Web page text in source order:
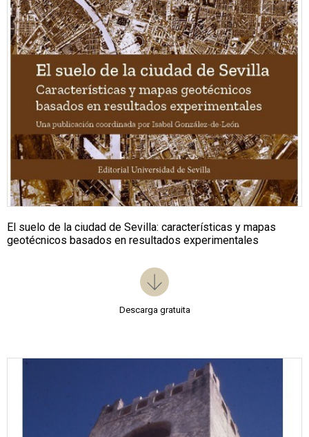
El suelo de la ciudad de Sevilla: características y mapas
geotécnicos basados en resultados experimentales
Descarga gratuita